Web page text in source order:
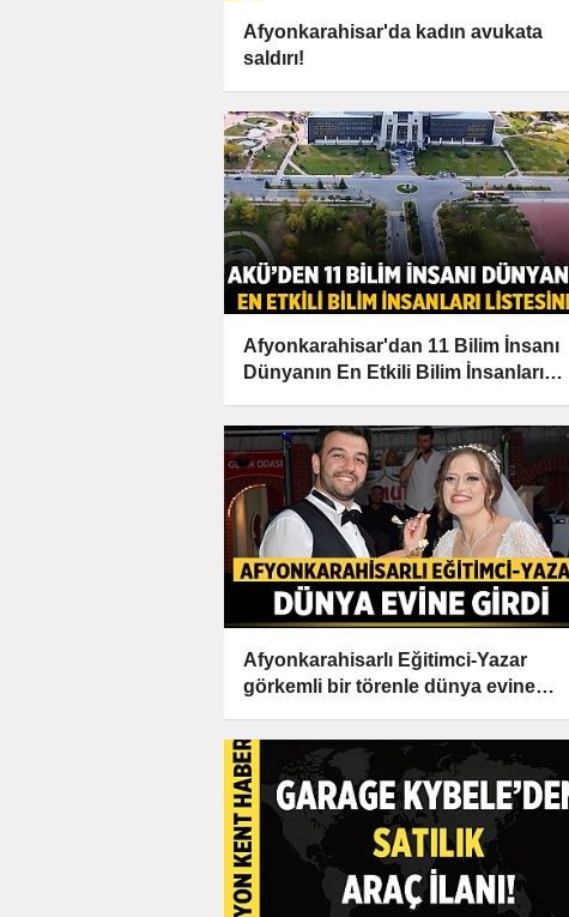
Afyonkarahisar'da kadın avukata
saldırı!
Afyonkarahisar'dan 11 Bilim İnsanı
Dünyanın En Etkili Bilim İnsanları
Afyonkarahisarlı Eğitimci-Yazar
görkemli bir törenle dünya evine